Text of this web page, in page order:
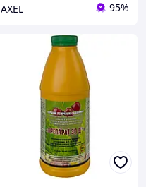
AXEL 95%